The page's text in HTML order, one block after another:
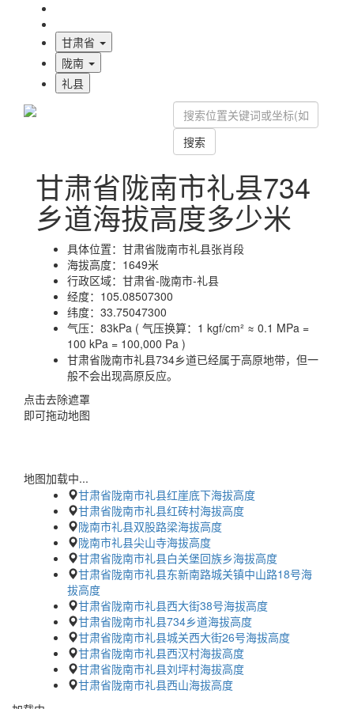
甘肃省
陇南
礼县
搜索
甘肃省陇南市礼县734
乡道海拔高度多少米
具体位置： 甘肃省陇南市礼县张肖段
海拔高度： 1649米
行政区域： 甘肃省-陇南市-礼县
经度： 105.08507300
纬度： 33.75047300
气压： 83kPa ( 气压换算：1 kgf/cm² ≈ 0.1 MPa =
100 kPa = 100,000 Pa )
甘肃省陇南市礼县734乡道已经属于高原地带，但一
般不会出现高原反应。
点击去除遮罩
即可拖动地图
地图加载中...
甘肃省陇南市礼县红崖底下海拔高度
甘肃省陇南市礼县红砖村海拔高度
陇南市礼县双股路梁海拔高度
陇南市礼县尖山寺海拔高度
甘肃省陇南市礼县白关堡回族乡海拔高度
甘肃省陇南市礼县东新南路城关镇中山路18号海
拔高度
甘肃省陇南市礼县西大街38号海拔高度
甘肃省陇南市礼县734乡道海拔高度
甘肃省陇南市礼县城关西大街26号海拔高度
甘肃省陇南市礼县西汉村海拔高度
甘肃省陇南市礼县刘坪村海拔高度
甘肃省陇南市礼县西山海拔高度